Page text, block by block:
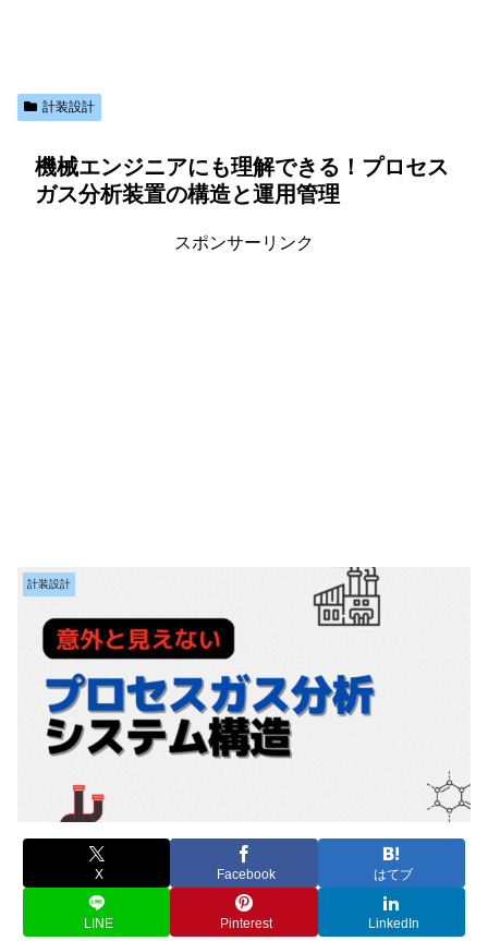
計装設計
機械エンジニアにも理解できる！プロセス
ガス分析装置の構造と運用管理
スポンサーリンク
計装設計
X Facebook はてブ
LINE Pinterest LinkedIn